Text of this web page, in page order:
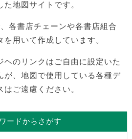
地図サイトです。
各書店チェーンや各書店組合
用いて作成しています。
ヘのリンクはご自由に設定いた
が、地図で使用している各種デ
ご遠慮ください。
ードからさがす